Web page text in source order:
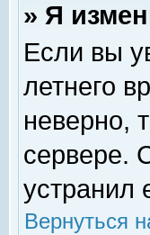
» Я
Если вы
летнего
неверно,
сервере.
устранил
Вернуться